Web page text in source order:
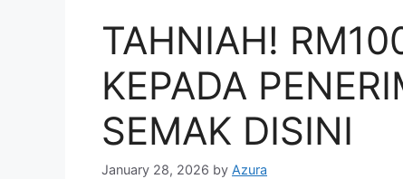
TAHNIAH!
KEPADA
SEMAK DISINI
January 28, 2026 by Azura